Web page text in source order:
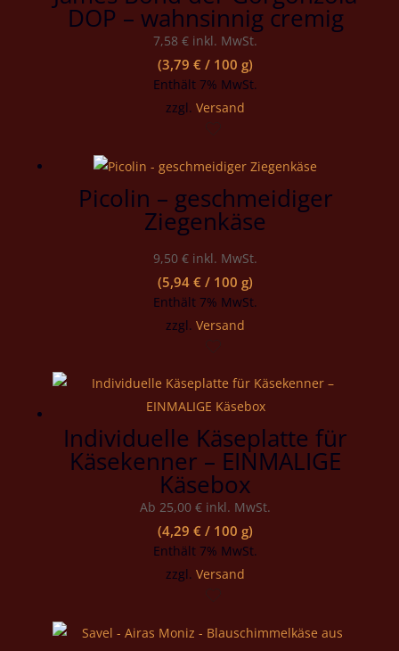
DOP – wahnsinnig cremig
7,58€ inkl. MwSt.
(3,79€ / 100 g)
Enthält 7% MwSt.
zzgl.Versand
Picolin – geschmeidiger
Ziegenkäse
9,50€ inkl. MwSt.
(5,94€ / 100 g)
Enthält 7% MwSt.
zzgl.Versand
Individuelle Käseplatte für
Käsekenner – EINMALIGE
Käsebox
Ab 25,00€ inkl. MwSt.
(4,29€ / 100 g)
Enthält 7% MwSt.
zzgl.Versand